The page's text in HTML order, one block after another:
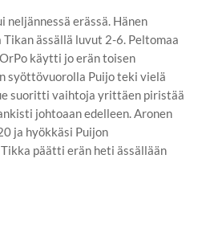
erässä. Hänen
ässällä luvut 2-6. Peltomaa
käytti jo erän toisen
syöttövuorolla Puijo teki vielä
suoritti vaihtoja yrittäen piristää
johtoaan edelleen. Aronen
ja hyökkäsi Puijon
päätti erän heti ässällään